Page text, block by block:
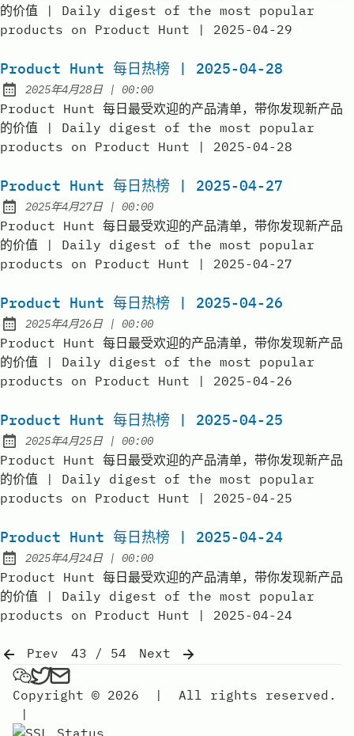
的价值 | Daily digest of the most popular
products on Product Hunt | 2025-04-29
Product Hunt 每日热榜 | 2025-04-28
Published:
2025年4月28日| at
00:00
Product Hunt 每日最受欢迎的产品清单，带你发现新产品
的价值 | Daily digest of the most popular
products on Product Hunt | 2025-04-28
Product Hunt 每日热榜 | 2025-04-27
Published:
2025年4月27日| at
00:00
Product Hunt 每日最受欢迎的产品清单，带你发现新产品
的价值 | Daily digest of the most popular
products on Product Hunt | 2025-04-27
Product Hunt 每日热榜 | 2025-04-26
Published:
2025年4月26日| at
00:00
Product Hunt 每日最受欢迎的产品清单，带你发现新产品
的价值 | Daily digest of the most popular
products on Product Hunt | 2025-04-26
Product Hunt 每日热榜 | 2025-04-25
Published:
2025年4月25日| at
00:00
Product Hunt 每日最受欢迎的产品清单，带你发现新产品
的价值 | Daily digest of the most popular
products on Product Hunt | 2025-04-25
Product Hunt 每日热榜 | 2025-04-24
Published:
2025年4月24日| at
00:00
Product Hunt 每日最受欢迎的产品清单，带你发现新产品
的价值 | Daily digest of the most popular
products on Product Hunt | 2025-04-24
Prev 43 / 54
Next
弗雷FREE on Wechat
弗雷FREE on Twitter
Send an email to 弗雷free
Copyright © 2026
|
All rights reserved.
|